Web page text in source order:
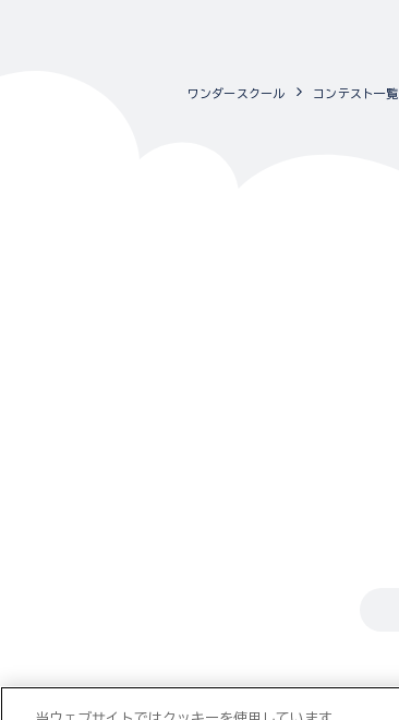
ワンダースクール コンテスト一覧